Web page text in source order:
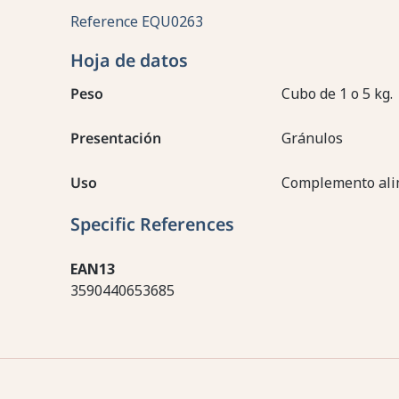
Reference EQU0263
Hoja de datos
Peso Cubo de 1 o 5 kg.
Presentación Gránulos
Uso Complemento
Specific References
EAN13
3590440653685